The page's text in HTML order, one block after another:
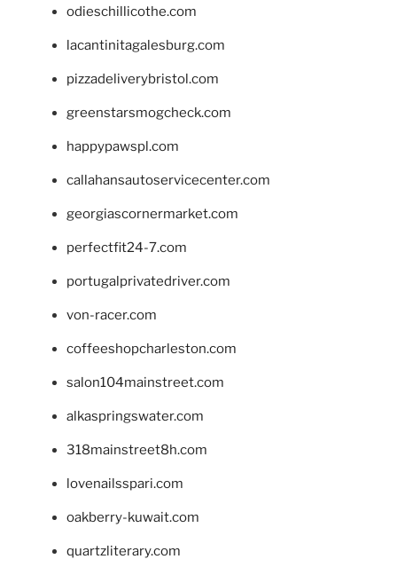
odieschillicothe.com
lacantinitagalesburg.com
pizzadeliverybristol.com
greenstarsmogcheck.com
happypawspl.com
callahansautoservicecenter.com
georgiascornermarket.com
perfectfit24-7.com
portugalprivatedriver.com
von-racer.com
coffeeshopcharleston.com
salon104mainstreet.com
alkaspringswater.com
318mainstreet8h.com
lovenailsspari.com
oakberry-kuwait.com
quartzliterary.com